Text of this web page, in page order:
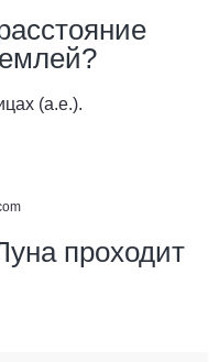
(а.е.).
проходит